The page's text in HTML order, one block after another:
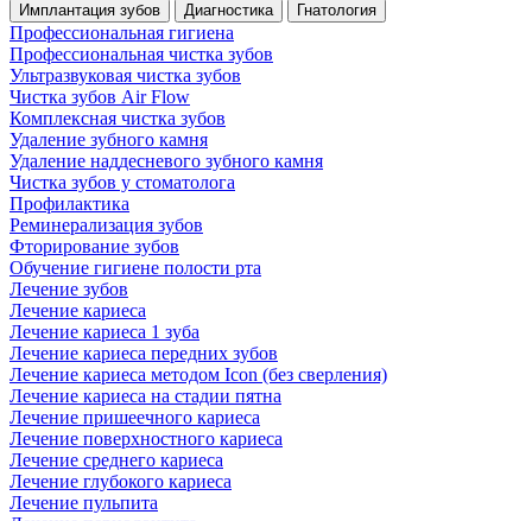
Имплантация зубов
Диагностика Гнатология
Профессиональная гигиена
Профессиональная чистка зубов
Ультразвуковая чистка зубов
Чистка зубов Air Flow
Комплексная чистка зубов
Удаление зубного камня
Удаление наддесневого зубного камня
Чистка зубов у стоматолога
Профилактика
Реминерализация зубов
Фторирование зубов
Обучение гигиене полости рта
Лечение зубов
Лечение кариеса
Лечение кариеса 1 зуба
Лечение кариеса передних зубов
Лечение кариеса методом Icon (без сверления)
Лечение кариеса на стадии пятна
Лечение пришеечного кариеса
Лечение поверхностного кариеса
Лечение среднего кариеса
Лечение глубокого кариеса
Лечение пульпита